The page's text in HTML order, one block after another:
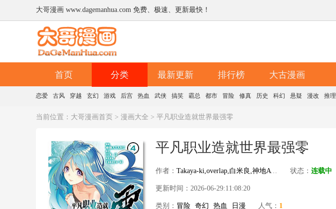
大哥漫画 www.dagemanhua.com 免费、极速、更新最快！
首页 分类 最新更新 排行榜 大古漫画
恋爱 古风 穿越 玄幻 游戏 后宫 热血 武侠 搞笑 霸总 都市 冒险 修真 历史 科幻 悬疑 漫改 推理
当前位置： 大哥漫画首页 > 漫画大全 > 平凡职业造就世界最强零
平凡职业造就世界最强零
作者： Takaya-ki,overlap,白米良,神地ATARU 状态： 连载中
更新时间：2026-06-29:11:08:20
类别： 冒险 奇幻 热血 日漫 人气： 1